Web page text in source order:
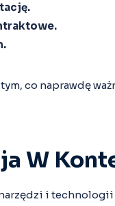
co naprawdę
W
i technologii